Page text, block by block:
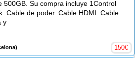
500GB. Su compra incluye 1Control
Cable de poder. Cable HDMI. Cable
y
150€